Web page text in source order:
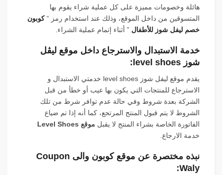
هائلة وخصومات مميزة على كل عملية شراء يقوم بها
المتسوقين من داخل الموقع، وذلك عند استخدام رمز “ كوبون
خصم ليفل شوز للأطفال
” أثناء إتمام عملية الشراء.
خدمة الاستبدال والاسترجاع داخل موقع ليڤل
شوز level shoes:
يقدم موقع ليفل شوز level shoes خدمتي الاستبدال و
الاسترجاع للمنتجات التي يكون بها عيب أو خطأ من قبل
الشركة بعدة شروط وفي حالة عدم توافر شرط من تلك
الشروط لا يتم قبول المنتج المرتجع، كما أنه إذا تم ضياع
الفاتورة الخاصة بشراء المنتج لا يقبل موقع Level Shoes
خدمة الارجاع.
نبذه مختصرة عن موقع كوبون والى Coupon
Waly: